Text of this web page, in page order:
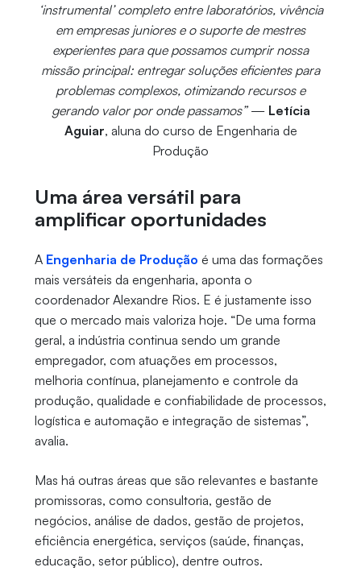
‘instrumental’ completo entre laboratórios, vivência
em empresas juniores e o suporte de mestres
experientes para que possamos cumprir nossa
missão principal: entregar soluções eficientes para
problemas complexos, otimizando recursos e
gerando valor por onde passamos”— Letícia
Aguiar, aluna do curso de Engenharia de
Produção
Uma área versátil para
amplificar oportunidades
A Engenharia de Produção é uma das formações
mais versáteis da engenharia, aponta o
coordenador Alexandre Rios. E é justamente isso
que o mercado mais valoriza hoje. “De uma forma
geral, a indústria continua sendo um grande
empregador, com atuações em processos,
melhoria contínua, planejamento e controle da
produção, qualidade e confiabilidade de processos,
logística e automação e integração de sistemas”,
avalia.
Mas há outras áreas que são relevantes e bastante
promissoras, como consultoria, gestão de
negócios, análise de dados, gestão de projetos,
eficiência energética, serviços (saúde, finanças,
educação, setor público), dentre outros.